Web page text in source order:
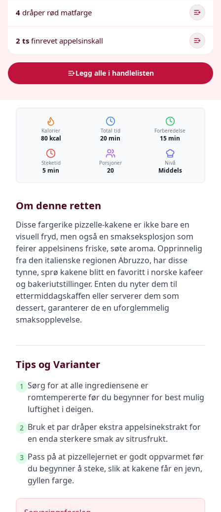
4 dråper rød matfarge
2 ts finrevet appelsinskall
Legg alle i handlelisten
Kalorier
80 kcal
Total tid
20 min
Forberedelse
15 min
Steketid
5 min
Porsjoner
20
Nivå
Middels
Om denne retten
Disse fargerike pizzelle-kakene er ikke bare en
visuell fryd, men også en smakseksplosjon som
feirer appelsinens friske, søte aroma. Opprinnelig
fra den italienske regionen Abruzzo, har disse
tynne, sprø kakene blitt en favoritt i norske kafeer
og bakeriutstillinger. Enten du nyter dem til
ettermiddagskaffen eller serverer dem som
dessert, garanterer de en uforglemmelig
smaksopplevelse.
Tips og Varianter
1 Sørg for at alle ingrediensene er
romtempererte før du begynner for best mulig
luftighet i deigen.
2 Bruk et par dråper ekstra appelsinekstrakt for
en enda sterkere smak av sitrusfrukt.
3 Pass på at pizzellejernet er godt oppvarmet før
du begynner å steke, slik at kakene får en jevn,
gyllen farge.